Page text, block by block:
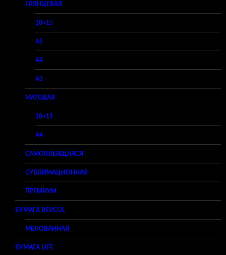
ГЛЯНЦЕВАЯ
10×15
A5
A4
A3
МАТОВАЯ
10×15
A4
САМОКЛЕЯЩАЯСЯ
СУБЛИМАЦИОННАЯ
ПРЕМИУМ
БУМАГА REVCOL
МЕЛОВАННАЯ
БУМАГА LIFE